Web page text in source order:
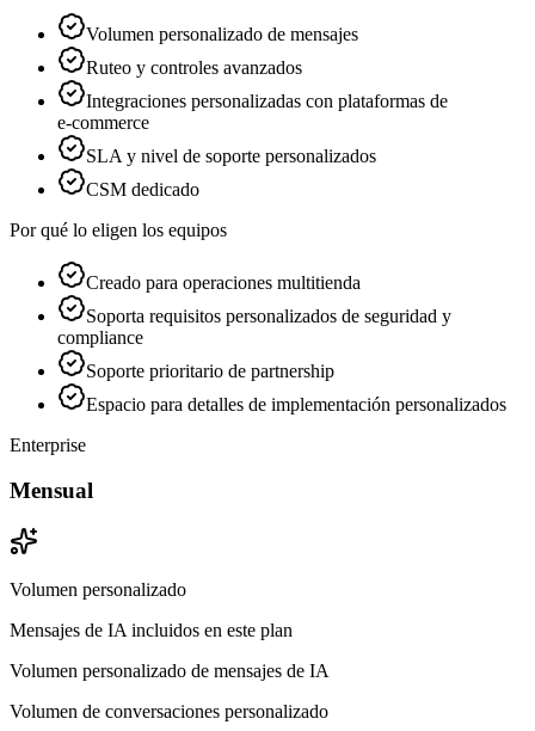
Volumen personalizado de mensajes
Ruteo y controles avanzados
Integraciones personalizadas con plataformas de
e‑commerce
SLA y nivel de soporte personalizados
CSM dedicado
Por qué lo eligen los equipos
Creado para operaciones multitienda
Soporta requisitos personalizados de seguridad y
compliance
Soporte prioritario de partnership
Espacio para detalles de implementación personalizados
Enterprise
Mensual
Volumen personalizado
Mensajes de IA incluidos en este plan
Volumen personalizado de mensajes de IA
Volumen de conversaciones personalizado